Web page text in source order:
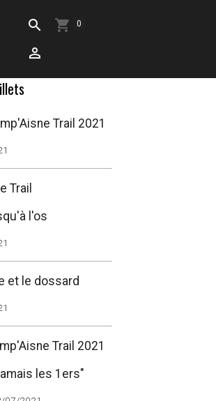
0
Trail 2021
Trail
l'os
et le dossard
Trail 2021
les 1ers"